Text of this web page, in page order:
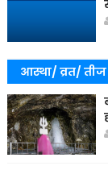
आस्था/ व्रत/ तीज